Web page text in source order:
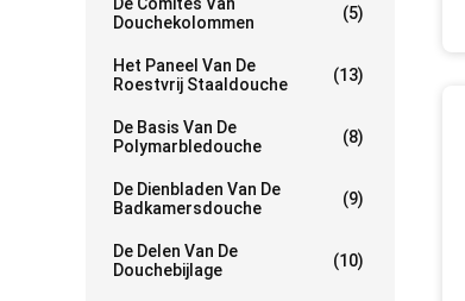
Douchekolommen
(5)
Het Paneel Van De
Roestvrij Staaldouche
(13)
De Basis Van De
Polymarbledouche
(8)
De Dienbladen Van De
Badkamersdouche
(9)
De Delen Van De
Douchebijlage
(10)